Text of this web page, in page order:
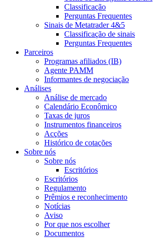
Classificação
Perguntas Frequentes
Sinais de Metatrader 4&5
Classificação de sinais
Perguntas Frequentes
Parceiros
Programas afiliados (IB)
Agente PAMM
Informantes de negociação
Análises
Análise de mercado
Calendário Econômico
Taxas de juros
Instrumentos financeiros
Acções
Histórico de cotações
Sobre nós
Sobre nós
Escritórios
Escritórios
Regulamento
Prêmios e reconhecimento
Notícias
Aviso
Por que nos escolher
Documentos